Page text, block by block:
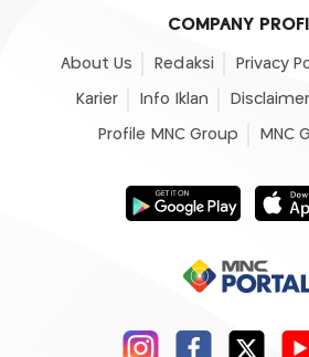
COMPANY
About Us Redaksi Privacy
Karier Info Iklan Disclaimer
Profile MNC Group MNC